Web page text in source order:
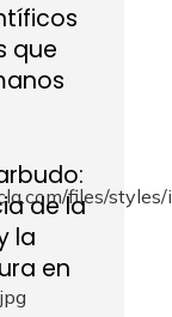
que
de la
la
en